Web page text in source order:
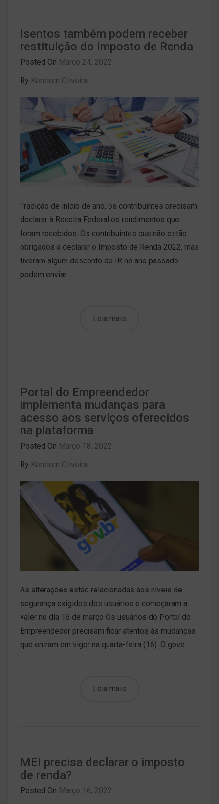
Isentos também podem receber
restituição do Imposto de Renda
Posted On Março 24, 2022
By Kerolem Oliveira
Tradição de início de ano, os contribuintes precisam
declarar à Receita Federal os rendimentos que
foram recebidos. Os contribuintes que não estão
obrigados a declarar o Imposto de Renda 2022, mas
tiveram algum desconto do IR no ano passado
podem enviar ...
Leia mais
Portal do Empreendedor
implementa mudanças para
acesso aos serviços oferecidos
na plataforma
Posted On Março 18, 2022
By Kerolem Oliveira
As alterações estão relacionadas aos níveis de
segurança exigidos dos usuários e começaram a
valer no dia 16 de março Os usuários do Portal do
Empreendedor precisam ficar atentos às mudanças
que entram em vigor na quarta-feira (16). O gove...
Leia mais
MEI precisa declarar o imposto
de renda?
Posted On Março 16, 2022